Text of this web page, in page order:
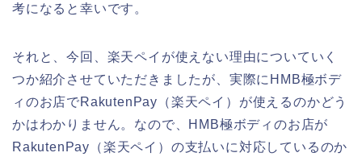
考になると幸いです。
それと、今回、楽天ペイが使えない理由についていく
つか紹介させていただきましたが、実際にHMB極ボデ
ィのお店でRakutenPay（楽天ペイ）が使えるのかどう
かはわかりません。なので、HMB極ボディのお店が
RakutenPay（楽天ペイ）の支払いに対応しているのか